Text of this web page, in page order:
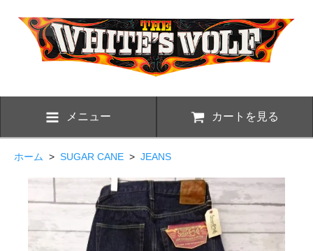
メニュー カートを見る
ホーム > SUGAR CANE > JEANS